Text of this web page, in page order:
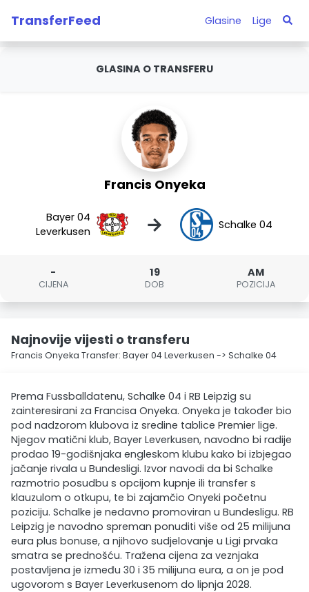
TransferFeed Glasine Lige
GLASINA O TRANSFERU
Francis Onyeka
Bayer 04
Leverkusen
→ Schalke 04
-
CIJENA
19
DOB
AM
POZICIJA
Najnovije vijesti o transferu
Francis Onyeka Transfer: Bayer 04 Leverkusen -> Schalke 04
Prema Fussballdatenu, Schalke 04 i RB Leipzig su
zainteresirani za Francisa Onyeka. Onyeka je također bio
pod nadzorom klubova iz sredine tablice Premier lige.
Njegov matični klub, Bayer Leverkusen, navodno bi radije
prodao 19-godišnjaka engleskom klubu kako bi izbjegao
jačanje rivala u Bundesligi. Izvor navodi da bi Schalke
razmotrio posudbu s opcijom kupnje ili transfer s
klauzulom o otkupu, te bi zajamčio Onyeki početnu
poziciju. Schalke je nedavno promoviran u Bundesligu. RB
Leipzig je navodno spreman ponuditi više od 25 milijuna
eura plus bonuse, a njihovo sudjelovanje u Ligi prvaka
smatra se prednošću. Tražena cijena za veznjaka
postavljena je između 30 i 35 milijuna eura, a on je pod
ugovorom s Bayer Leverkusenom do lipnja 2028.